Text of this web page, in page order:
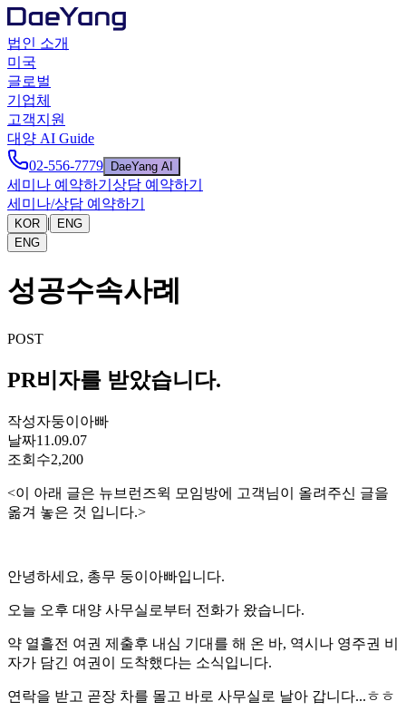
법인 소개
미국
글로벌
기업체
고객지원
대양 AI Guide
02-556-7779
DaeYang AI
세미나 예약하기 상담 예약하기
세미나/상담 예약하기
KOR |
ENG
ENG
성공수속사례
POST
PR비자를 받았습니다.
작성자둥이아빠
날짜11.09.07
조회수2,200
<이 아래 글은 뉴브런즈윅 모임방에 고객님이 올려주신 글을
옮겨 놓은 것 입니다.>
안녕하세요, 총무 둥이아빠입니다.
오늘 오후 대양 사무실로부터 전화가 왔습니다.
약 열흘전 여권 제출후 내심 기대를 해 온 바, 역시나 영주권 비
자가 담긴 여권이 도착했다는 소식입니다.
연락을 받고 곧장 차를 몰고 바로 사무실로 날아 갑니다...ㅎㅎ